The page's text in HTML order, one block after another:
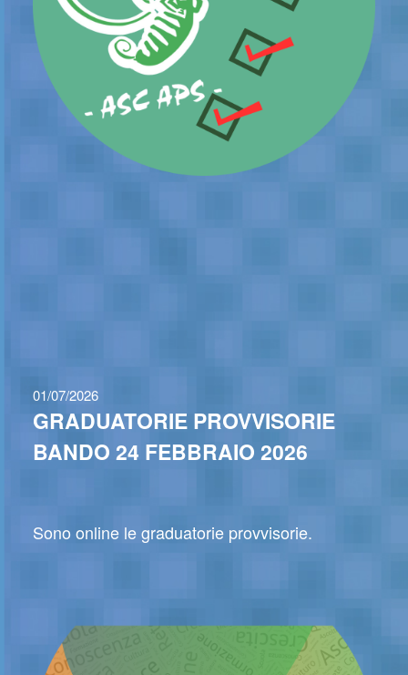
01/07/2026
GRADUATORIE PROVVISORIE
BANDO 24 FEBBRAIO 2026
Sono online le graduatorie provvisorie.